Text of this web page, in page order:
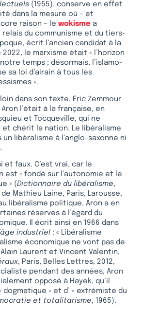
(1955), conserve en effet
dans la mesure où – et
raison – le wokisme a
relais du communisme et du tiers-
écrit l’ancien candidat à la
le marxisme était « l’horizon
temps ; désormais, l’islamo-
sa loi d’airain à tous les
».
dans son texte, Éric Zemmour
l’était à la française, en
et Tocqueville, qui ne
et chérit la nation. Le libéralisme
un libéralisme à l’anglo-saxonne ni
et faux. C’est vrai, car le
est « fondé sur l’autonomie et le
» (Dictionnaire du libéralisme,
Mathieu Laine, Paris, Larousse,
libéralisme politique, Aron a en
réserves à l’égard du
Il écrit ainsi en 1966 dans
industriel : « Libéralisme
économique ne vont pas de
Laurent et Vincent Valentin,
, Paris, Belles Lettres, 2012,
pendant des années, Aron
opposé à Hayek, qu’il
dogmatique » et d’ « extrémiste du
et totalitarisme, 1965).